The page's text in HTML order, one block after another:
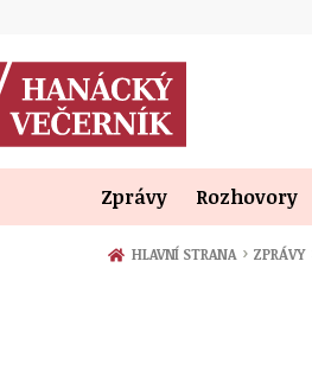
Zprávy Rozhovory
HLAVNÍ STRANA › ZPRÁVY